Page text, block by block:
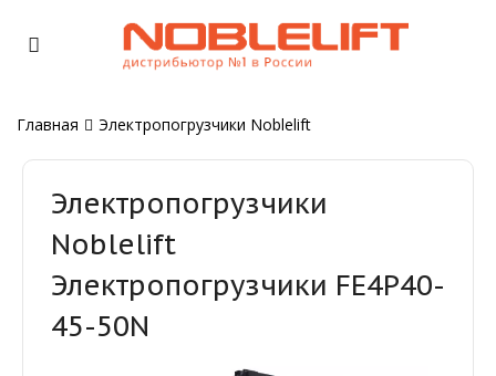
Главная Электропогрузчики Noblelift
Электропогрузчики
Noblelift
Электропогрузчики FE4P40-
45-50N